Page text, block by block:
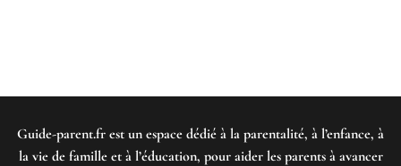
Guide-parent.fr est un espace dédié à la parentalité, à l’enfance, à
la vie de famille et à l’éducation, pour aider les parents à avancer